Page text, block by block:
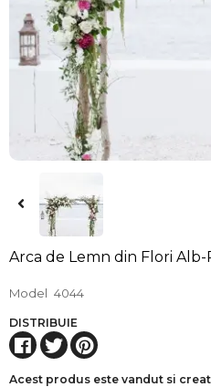
Arca de Lemn din Flori Alb-
Model 4044
DISTRIBUIE
Acest produs este vandut si creat